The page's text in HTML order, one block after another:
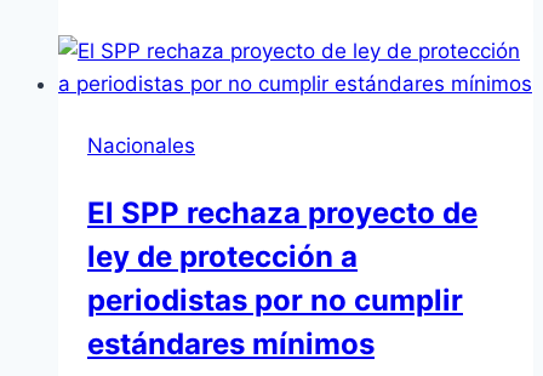
Nacionales
El SPP rechaza proyecto de
ley de protección a
periodistas por no cumplir
estándares mínimos